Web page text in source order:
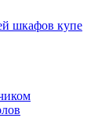
шкафов купе